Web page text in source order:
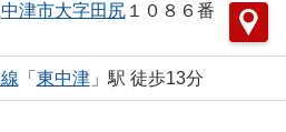
中津市大字田尻１０８６番
「 東中津」駅 徒歩13分